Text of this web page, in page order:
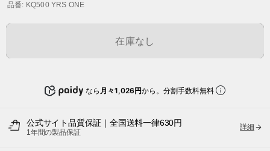
品番: KQ500 YRS ONE
在庫なし
なら 月々1,026円から。分割手数料無料
公式サイト品質保証｜全国送料一律630円
1年間の製品保証
詳細